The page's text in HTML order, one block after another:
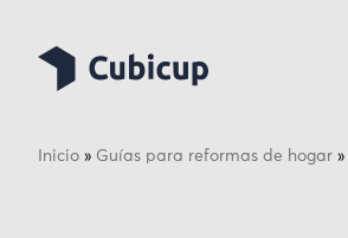
Inicio » Guías para reformas de hogar »